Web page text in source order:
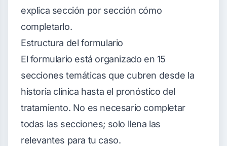
explica sección por sección cómo
completarlo.
Estructura del formulario
El formulario está organizado en 15
secciones temáticas que cubren desde la
historia clínica hasta el pronóstico del
tratamiento. No es necesario completar
todas las secciones; solo llena las
relevantes para tu caso.